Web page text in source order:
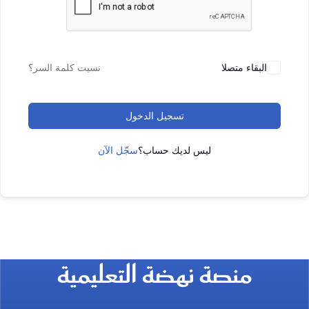
البقاء متصلا نسيت كلمة السر؟
تسجيل الدخول
ليس لديك حساب؟سجّل الآن
منصة نهضة التعليمية